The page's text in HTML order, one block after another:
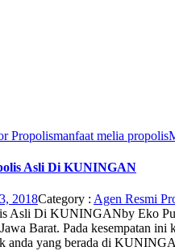
Propolismanfaat melia propolis
Asli Di KUNINGAN
2018Category : Agen Resmi
Asli Di KUNINGANby Eko
Barat. Pada kesempatan ini
anda yang berada di